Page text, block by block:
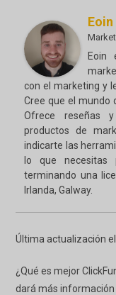
Eoin
con el marketing y
Cree que el mundo
Ofrece reseñas
productos de
indicarte las
lo que necesitas
terminando una
Irlanda, Galway.
Última actualización
¿Qué es mejor
dará más